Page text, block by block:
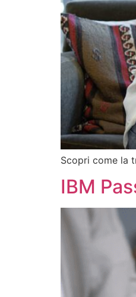
Scopri come la
IBM